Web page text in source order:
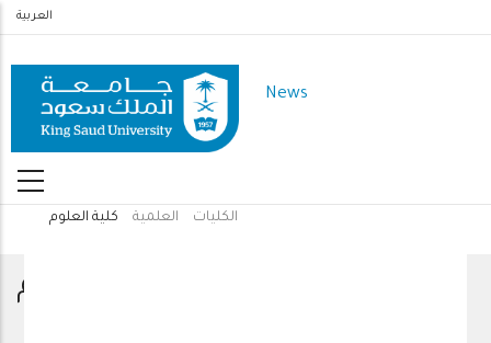
Skip
main
content
العربية
News
Breadcrumb
الكليات العلمية كلية العلوم
كلية العلوم